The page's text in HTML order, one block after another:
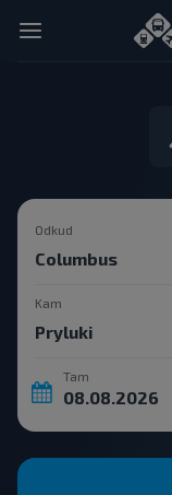
Odkud
Kam
Tam